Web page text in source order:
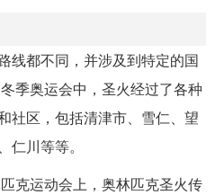
线都不同，并涉及到特定的国
季奥运会中，圣火经过了各种
社区，包括清津市、雪仁、望
川等等。
克运动会上，奥林匹克圣火传